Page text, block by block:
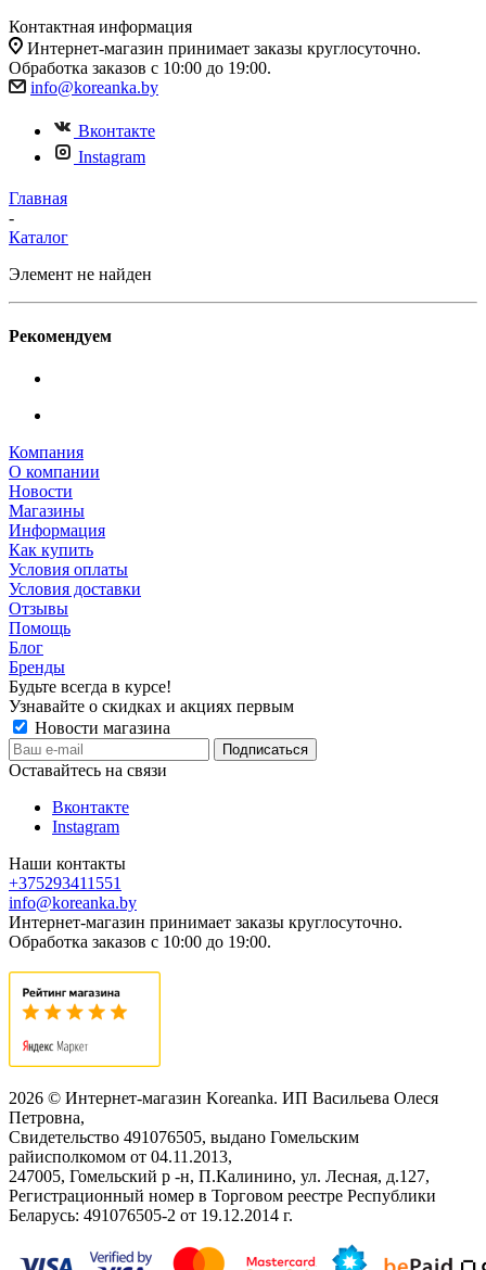
Контактная информация
Интернет-магазин принимает заказы круглосуточно.
Обработка заказов с 10:00 до 19:00.
info@koreanka.by
Вконтакте
Instagram
Главная
-
Каталог
Элемент не найден
Рекомендуем
Компания
О компании
Новости
Магазины
Информация
Как купить
Условия оплаты
Условия доставки
Отзывы
Помощь
Блог
Бренды
Будьте всегда в курсе!
Узнавайте о скидках и акциях первым
Новости магазина
Оставайтесь на связи
Вконтакте
Instagram
Наши контакты
+375293411551
info@koreanka.by
Интернет-магазин принимает заказы круглосуточно.
Обработка заказов с 10:00 до 19:00.
2026 © Интернет-магазин Koreanka. ИП Васильева Олеся
Петровна,
Свидетельство ‎491076505, выдано Гомельским
райисполкомом от 04.11.2013,
247005, Гомельский р -н, П.Калинино, ул. Лесная, д.127,
Регистрационный номер в Торговом реестре Республики
Беларусь: ‎491076505-2 от 19.12.2014 г.